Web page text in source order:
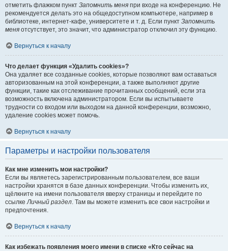
отметить флажком пункт Запомнить меня при входе на конференцию. Не
рекомендуется делать это на общедоступном компьютере, например в
библиотеке, интернет-кафе, университете и т. д. Если пункт Запомнить
меня отсутствует, это значит, что администратор отключил эту функцию.
Вернуться к началу
Что делает функция «Удалить cookies»?
Она удаляет все созданные cookies, которые позволяют вам оставаться
авторизованным на этой конференции, а также выполняют другие
функции, такие как отслеживание прочитанных сообщений, если эта
возможность включена администратором. Если вы испытываете
трудности со входом или выходом на данной конференции, возможно,
удаление cookies может помочь.
Вернуться к началу
Параметры и настройки пользователя
Как мне изменить мои настройки?
Если вы являетесь зарегистрированным пользователем, все ваши
настройки хранятся в базе данных конференции. Чтобы изменить их,
щёлкните на имени пользователя вверху страницы и перейдите по
ссылкеЛичный раздел. Там вы можете изменить все свои настройки и
предпочтения.
Вернуться к началу
Как избежать появления моего имени в списке «Кто сейчас на